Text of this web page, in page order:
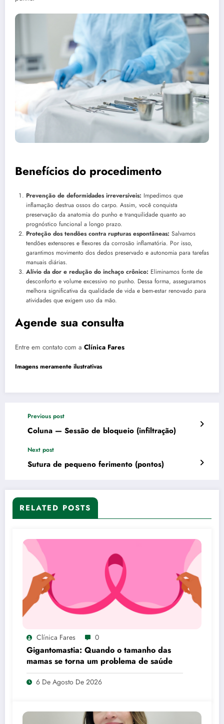
Benefícios do procedimento
Prevenção de deformidades irreversíveis: Impedimos que
inflamação destrua ossos do carpo. Assim, você conquista
preservação da anatomia do punho e tranquilidade quanto ao
prognóstico funcional a longo prazo.
Proteção dos tendões contra rupturas espontâneas: Salvamos
tendões extensores e flexores da corrosão inflamatória. Por isso,
garantimos movimento dos dedos preservado e autonomia para tarefas
manuais diárias.
Alívio da dor e redução do inchaço crônico: Eliminamos fonte de
desconforto e volume excessivo no punho. Dessa forma, asseguramos
melhora significativa da qualidade de vida e bem-estar renovado para
atividades que exigem uso da mão.
Agende sua consulta
Entre em contato com a Clínica Fares
Imagens meramente ilustrativas
Previous post
Coluna — Sessão de bloqueio (infiltração)
Next post
Sutura de pequeno ferimento (pontos)
RELATED POSTS
Clínica Fares 0
Gigantomastia: Quando o tamanho das
mamas se torna um problema de saúde
6 De Agosto De 2026